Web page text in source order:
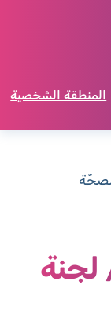
المنطقة الشخصية
لجنة